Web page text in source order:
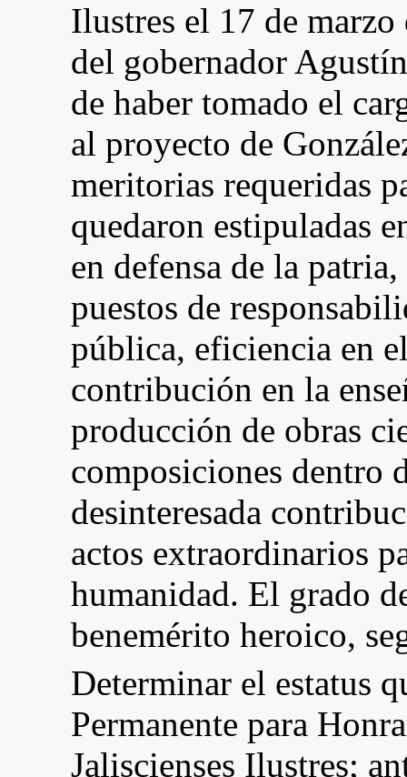
Ilustres el 17 de
del gobernador
de haber tomado el
al proyecto de
meritorias requeridas
quedaron estipuladas
en defensa de la
puestos de
pública, eficiencia en
contribución en la
producción de obras
composiciones dentro
desinteresada
actos extraordinarios
humanidad. El grado
benemérito heroico,
Determinar el estatus
Permanente para
Jaliscienses Ilustres;